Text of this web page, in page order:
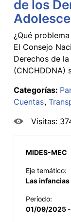
de los
¿Qué
El Consejo
Derechos de
(CNCHDDNA)
Categorías:
Cuentas
Visitas:
MIDES-MEC
Eje temático:
Las
Período:
01/09/2025